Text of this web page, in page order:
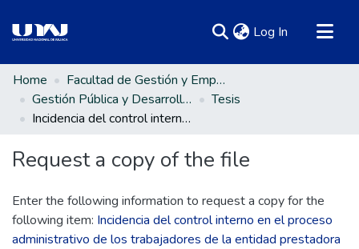
Log In (current)
Communities & Collections
All of DSpace
Statistics
Home
Facultad de Gestión y Emprendimiento Empresarial
Gestión Pública y Desarrollo Social
Tesis
Incidencia del control interno en el proceso administrativo de los trabajadores de la entidad prestadora de servicios de saneamiento SEDAJULIACA S.A.
Request a copy of the file
Enter the following information to request a copy for the
following item: Incidencia del control interno en el proceso
administrativo de los trabajadores de la entidad prestadora